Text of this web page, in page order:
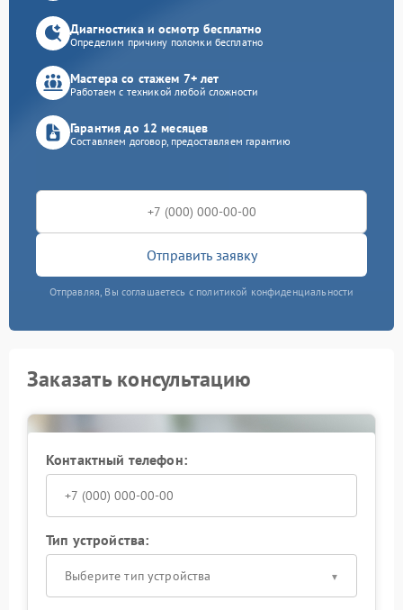
Диагностика и осмотр бесплатно
Определим причину поломки бесплатно
Мастера со стажем 7+ лет
Работаем с техникой любой сложности
Гарантия до 12 месяцев
Составляем договор, предоставляем гарантию
Отправить заявку
Отправляя, Вы соглашаетесь с политикой конфиденциальности
Заказать консультацию
Контактный телефон:
Тип устройства:
Выберите тип устройства